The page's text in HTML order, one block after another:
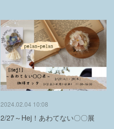
2024.02.04 10:08
2/27～Hej！あわてない〇〇展